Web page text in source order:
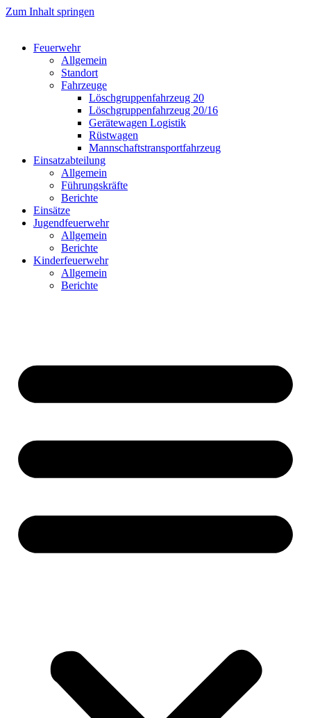
Zum Inhalt springen
Feuerwehr
Allgemein
Standort
Fahrzeuge
Löschgruppen­fahrzeug 20
Lösch­gruppen­fahrzeug 20/16
Geräte­wagen Logistik
Rüst­wagen
Mannschafts­transportfahrzeug
Einsatz­abteilung
Allgemein
Führungs­kräfte
Berichte
Einsätze
Jugend­feuerwehr
Allgemein
Berichte
Kinder­feuerwehr
Allgemein
Berichte